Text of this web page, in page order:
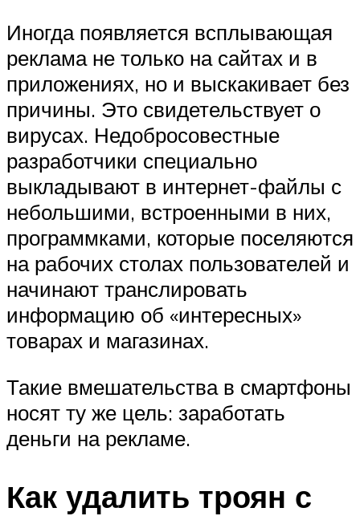
Иногда появляется всплывающая
реклама не только на сайтах и в
приложениях, но и выскакивает без
причины. Это свидетельствует о
вирусах. Недобросовестные
разработчики специально
выкладывают в интернет-файлы с
небольшими, встроенными в них,
программками, которые поселяются
на рабочих столах пользователей и
начинают транслировать
информацию об «интересных»
товарах и магазинах.
Такие вмешательства в смартфоны
носят ту же цель: заработать
деньги на рекламе.
Как удалить троян с